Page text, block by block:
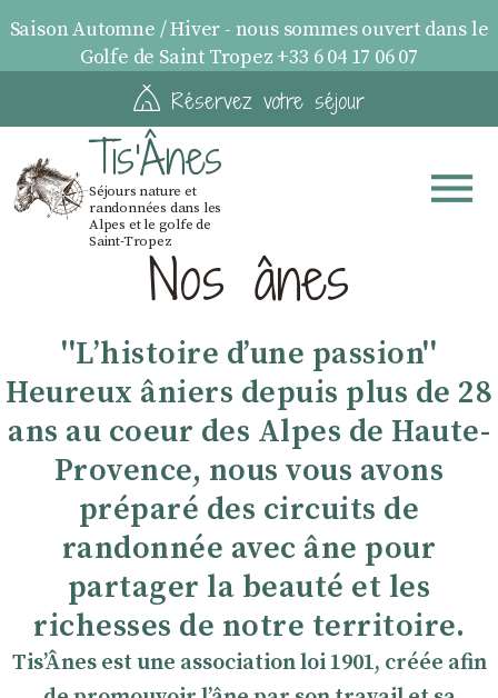
Saison Automne / Hiver - nous sommes ouvert dans le
Golfe de Saint Tropez +33 6 04 17 06 07
Réservez votre séjour
Tis'Ânes
Séjours nature et
randonnées dans les
Alpes et le golfe de
Saint-TropezNos ânes
''Lʼhistoire dʼune passion''
Heureux âniers depuis plus de 28
ans au coeur des Alpes de Haute-
Provence, nous vous avons
préparé des circuits de
randonnée avec âne pour
partager la beauté et les
richesses de notre territoire.
TisʼÂnes est une association loi 1901, créée afin